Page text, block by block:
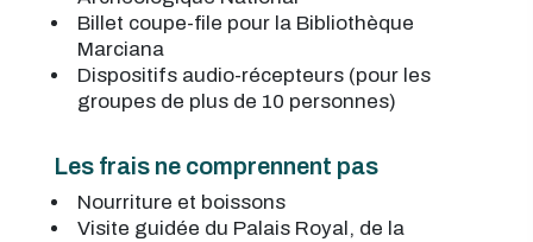
Billet coupe-file pour la Bibliothèque
Marciana
Dispositifs audio-récepteurs (pour les
groupes de plus de 10 personnes)
Les frais ne comprennent pas
Nourriture et boissons
Visite guidée du Palais Royal, de la